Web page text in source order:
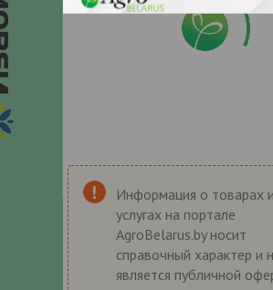
Информация о товарах и
услугах на портале
AgroBelarus.by носит
справочный характер и
является публичной